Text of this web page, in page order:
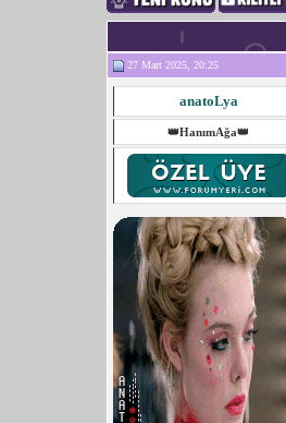
27 Mart 2025, 20:25
anatoLya
👑HanımAğa👑